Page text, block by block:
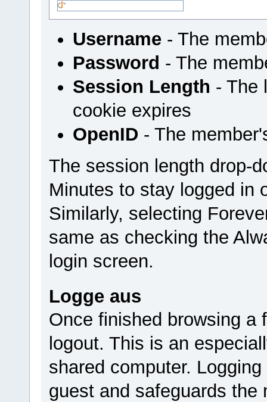
Username- The
Password - The
Session Length - The
cookie expires
OpenID - The
The session length drop-
Minutes to stay logged in
Similarly, selecting
same as checking the
login screen.
Logge aus
Once finished browsing a
logout. This is an
shared computer.
guest and safeguards